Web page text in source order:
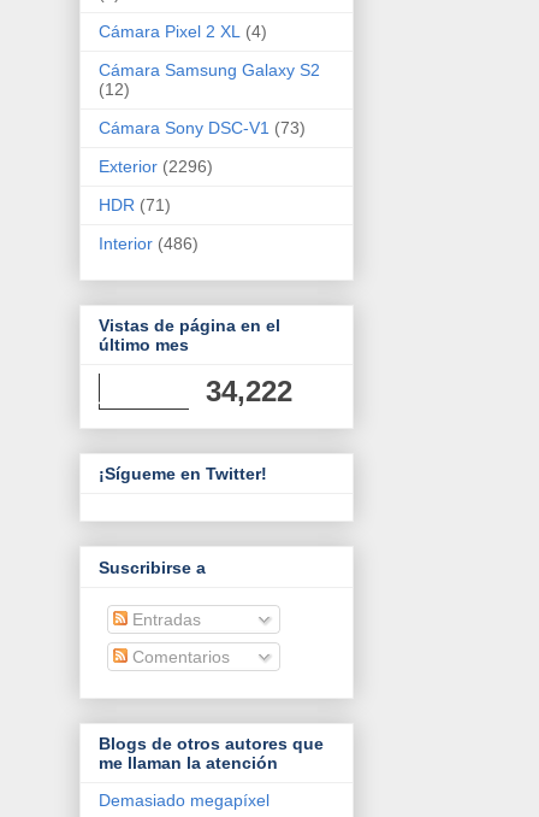
Cámara Pixel 2 XL
(4)
Cámara Samsung Galaxy S2
(12)
Cámara Sony DSC-V1 (73)
Exterior (2296)
HDR (71)
Interior (486)
Vistas de página en el
último mes
34,222
¡Sígueme en Twitter!
Suscribirse a
Entradas
Comentarios
Blogs de otros autores que
me llaman la atención
Demasiado megapíxel